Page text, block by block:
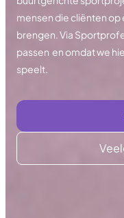
mensen die cliënten
brengen. Via
passen en omdat we
speelt.